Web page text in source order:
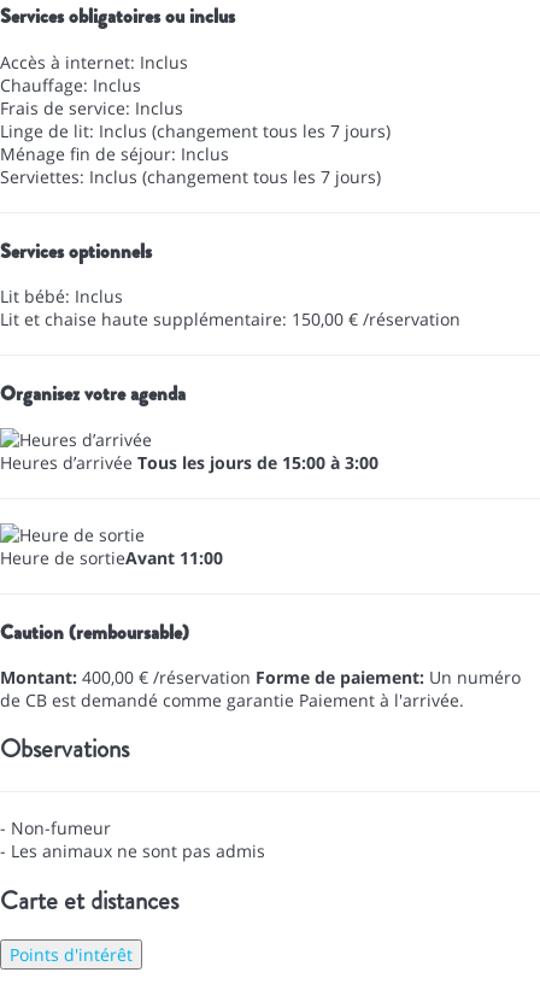
Services obligatoires ou inclus
Accès à internet: Inclus
Chauffage: Inclus
Frais de service: Inclus
Linge de lit: Inclus (changement tous les 7 jours)
Ménage fin de séjour: Inclus
Serviettes: Inclus (changement tous les 7 jours)
Services optionnels
Lit bébé: Inclus
Lit et chaise haute supplémentaire: 150,00 € /réservation
Organisez votre agenda
Heures d’arrivée Tous les jours de 15:00 à 3:00
Heure de sortieAvant 11:00
Caution (remboursable)
Montant: 400,00 € /réservation Forme de paiement: Un numéro
de CB est demandé comme garantie Paiement à l'arrivée.
Observations
- Non-fumeur
- Les animaux ne sont pas admis
Carte et distances
Points d'intérêt